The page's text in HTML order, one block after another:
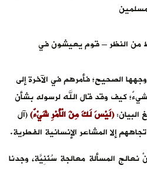
مسلمين
النظر – قوم يعيشون في
الصحيح؛ فأمرهم في الآخرة إلى
شيءٌ؛ كيف وقد قال الله لرسوله بشأن
البيان:(لَيْسَ لَكَ مِنَ الْأَمْرِ شَيْءٌ)(آل
نعالج المسألة معالجة سُنَنِيَّة، وجدنا